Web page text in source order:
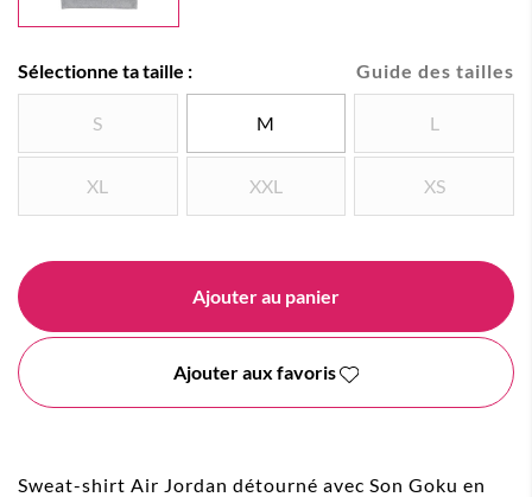
Guide des tailles
Sélectionne ta taille :
S M L
XL XXL XS
Ajouter au panier
Ajouter aux favoris
Sweat-shirt Air Jordan détourné avec Son Goku en